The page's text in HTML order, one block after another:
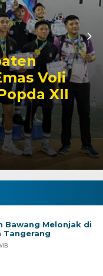
Voli
XII
Bawang Melonjak di
Tangerang